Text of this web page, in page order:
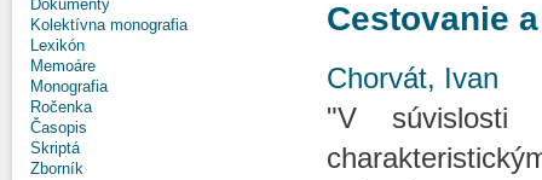
Dokumenty
Kolektívna monografia
Lexikón
Memoáre
Monografia
Ročenka
Časopis
Skriptá
Zborník
Cestovanie
Chorvát, Ivan
"V súvislosti